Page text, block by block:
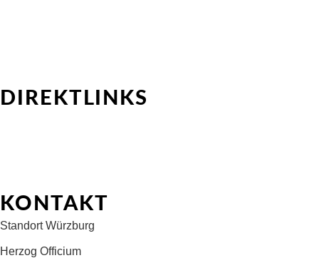
DIREKTLINKS
KONTAKT
Standort Würzburg
Herzog Officium